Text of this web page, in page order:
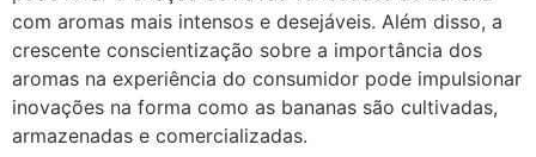
com aromas mais intensos e desejáveis. Além disso, a
crescente conscientização sobre a importância dos
aromas na experiência do consumidor pode impulsionar
inovações na forma como as bananas são cultivadas,
armazenadas e comercializadas.